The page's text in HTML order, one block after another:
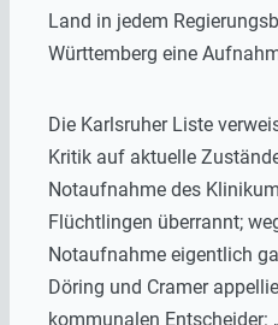
Land in jedem
Württemberg eine
Die Karlsruher Liste
Kritik auf aktuelle
Notaufnahme des
Flüchtlingen überrannt;
Notaufnahme eigentlich
Döring und Cramer
kommunalen Entscheider: